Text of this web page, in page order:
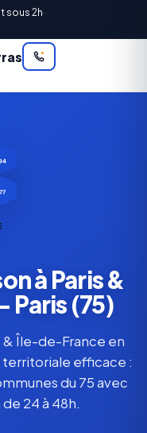
sous 2h·
77
à Paris &
(75)
& Île-de-France en
territoriale efficace :
du 75 avec
24 à 48h.